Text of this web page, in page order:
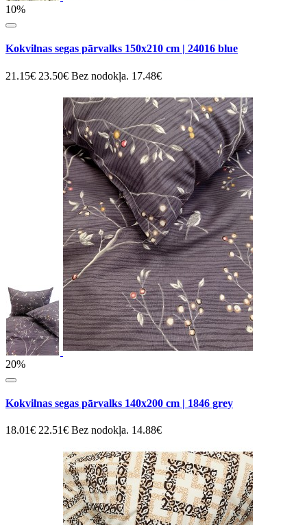
10%
Kokvilnas segas pārvalks 150x210 cm | 24016 blue
21.15€ 23.50€ Bez nodokļa. 17.48€
20%
Kokvilnas segas pārvalks 140x200 cm | 1846 grey
18.01€ 22.51€ Bez nodokļa. 14.88€